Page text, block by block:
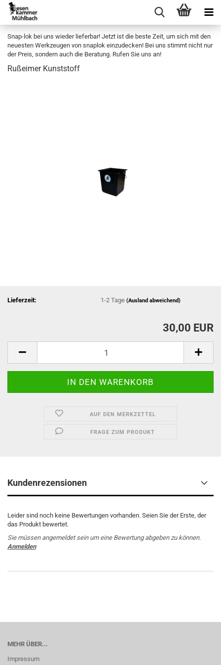
Snap-lok bei uns wieder lieferbar! Jetzt ist die beste Zeit, um sich mit den
neuesten Werkzeugen von snaplok einzudecken! Bei uns stimmt nicht nur
der Preis, sondern auch die Beratung. Rufen Sie uns an!
Ruß­ei­mer Kunst­stoff
Lieferzeit: 1-2 Tage(Ausland abweichend)
30,00 EUR
AUF DEN MERKZETTEL
FRAGE ZUM PRODUKT
Kundenrezensionen
Leider sind noch keine Bewertungen vorhanden. Seien Sie der Erste, der
das Produkt bewertet.
Sie müssen angemeldet sein um eine Bewertung abgeben zu können.
Anmelden
MEHR ÜBER...
Impressum